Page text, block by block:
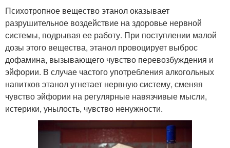
Психотропное вещество этанол оказывает
разрушительное воздействие на здоровье нервной
системы, подрывая ее работу. При поступлении малой
дозы этого вещества, этанол провоцирует выброс
дофамина, вызывающего чувство перевозбуждения и
эйфории. В случае частого употребления алкогольных
напитков этанол угнетает нервную систему, сменяя
чувство эйфории на регулярные навязчивые мысли,
истерики, унылость, чувство ненужности.